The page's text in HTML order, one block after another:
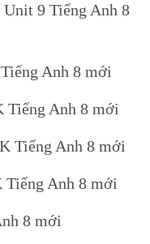
9 Tiếng Anh 8
Anh 8 mới
Tiếng Anh 8 mới
Tiếng Anh 8 mới
Anh 8 mới
8 mới